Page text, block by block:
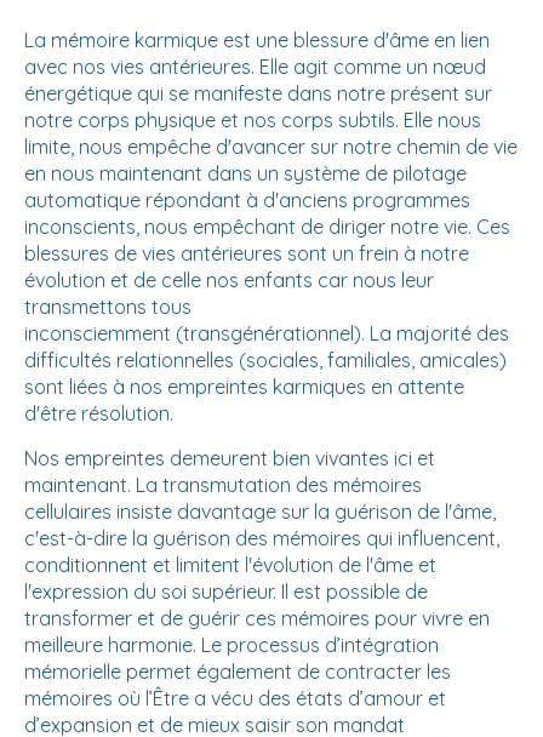
La mémoire karmique est une blessure d'âme en lien
avec nos vies antérieures. Elle agit comme un nœud
énergétique qui se manifeste dans notre présent sur
notre corps physique et nos corps subtils. Elle nous
limite, nous empêche d'avancer sur notre chemin de vie
en nous maintenant dans un système de pilotage
automatique répondant à d'anciens programmes
inconscients, nous empêchant de diriger notre vie. Ces
blessures de vies antérieures sont un frein à notre
évolution et de celle nos enfants car nous leur
transmettons tous
inconsciemment (transgénérationnel). La majorité des
difficultés relationnelles (sociales, familiales, amicales)
sont liées à nos empreintes karmiques en attente
d'être résolution.
Nos empreintes demeurent bien vivantes ici et
maintenant. La transmutation des mémoires
cellulaires insiste davantage sur la guérison de l'âme,
c'est-à-dire la guérison des mémoires qui influencent,
conditionnent et limitent l'évolution de l'âme et
l'expression du soi supérieur. Il est possible de
transformer et de guérir ces mémoires pour vivre en
meilleure harmonie. Le processus d’intégration
mémorielle permet également de contracter les
mémoires où l’Être a vécu des états d’amour et
d’expansion et de mieux saisir son mandat